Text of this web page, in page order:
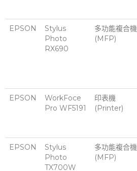
EPSON
Stylus
Photo
RX690
多功能複合機
(MFP)
EPSON
WorkFoce
Pro WF5191
印表機
(Printer)
EPSON
Stylus
Photo
TX700W
多功能複合機
(MFP)